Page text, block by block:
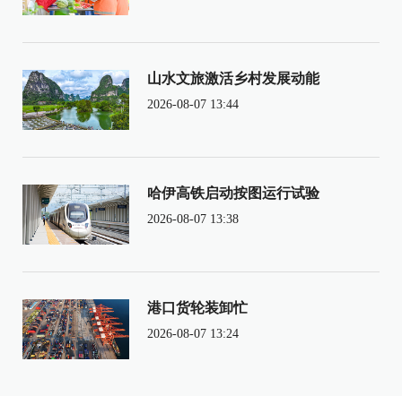
山水文旅激活乡村发展动能
2026-08-07 13:44
哈伊高铁启动按图运行试验
2026-08-07 13:38
港口货轮装卸忙
2026-08-07 13:24